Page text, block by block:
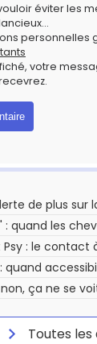
éviter les
personnelles
votre
de plus
: quand les
: le contact
quand
ça ne se
Toutes les